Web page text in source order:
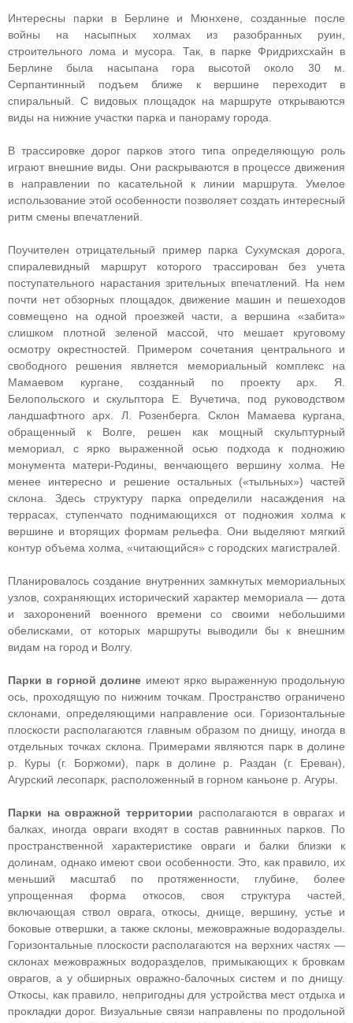
Интересны парки в Берлине и Мюнхене, созданные после
войны на насыпных холмах из разобранных руин,
строительного лома и мусора. Так, в парке Фридрихсхайн в
Берлине была насыпана гора высотой около 30 м.
Серпантинный подъем ближе к вершине переходит в
спиральный. С видовых площадок на маршруте открываются
виды на нижние участки парка и панораму города.
В трассировке дорог парков этого типа определяющую роль
играют внешние виды. Они раскрываются в процессе движения
в направлении по касательной к линии маршрута. Умелое
использование этой особенности позволяет создать интересный
ритм смены впечатлений.
Поучителен отрицательный пример парка Сухумская дорога,
спиралевидный маршрут которого трассирован без учета
поступательного нарастания зрительных впечатлений. На нем
почти нет обзорных площадок, движение машин и пешеходов
совмещено на одной проезжей части, а вершина «забита»
слишком плотной зеленой массой, что мешает круговому
осмотру окрестностей. Примером сочетания центрального и
свободного решения является мемориальный комплекс на
Мамаевом кургане, созданный по проекту арх. Я.
Белопольского и скульптора Е. Вучетича, под руководством
ландшафтного арх. Л. Розенберга. Склон Мамаева кургана,
обращенный к Волге, решен как мощный скульптурный
мемориал, с ярко выраженной осью подхода к подножию
монумента матери-Родины, венчающего вершину холма. Не
менее интересно и решение остальных («тыльных») частей
склона. Здесь структуру парка определили насаждения на
террасах, ступенчато поднимающихся от подножия холма к
вершине и вторящих формам рельефа. Они выделяют мягкий
контур объема холма, «читающийся» с городских магистралей.
Планировалось создание внутренних замкнутых мемориальных
узлов, сохраняющих исторический характер мемориала — дота
и захоронений военного времени со своими небольшими
обелисками, от которых маршруты выводили бы к внешним
видам на город и Волгу.
Парки в горной долине имеют ярко выраженную продольную
ось, проходящую по нижним точкам. Пространство ограничено
склонами, определяющими направление оси. Горизонтальные
плоскости располагаются главным образом по днищу, иногда в
отдельных точках склона. Примерами являются парк в долине
р. Куры (г. Боржоми), парк в долине р. Раздан (г. Ереван),
Агурский лесопарк, расположенный в горном каньоне р. Агуры.
Парки на овражной территории располагаются в оврагах и
балках, иногда овраги входят в состав равнинных парков. По
пространственной характеристике овраги и балки близки к
долинам, однако имеют свои особенности. Это, как правило, их
меньший масштаб по протяженности, глубине, более
упрощенная форма откосов, своя структура частей,
включающая ствол оврага, откосы, днище, вершину, устье и
боковые отвершки, а также склоны, межовражные водоразделы.
Горизонтальные плоскости располагаются на верхних частях —
склонах межовражных водоразделов, примыкающих к бровкам
оврагов, а у обширных овражно-балочных систем и по днищу.
Откосы, как правило, непригодны для устройства мест отдыха и
прокладки дорог. Визуальные связи направлены по продольной